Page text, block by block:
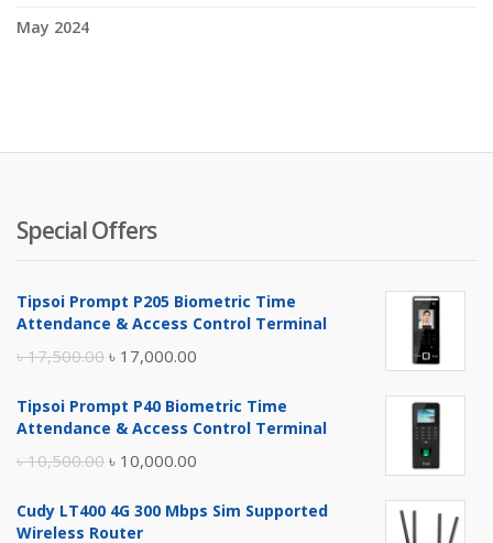
May 2024
Special Offers
Tipsoi Prompt P205 Biometric Time
Attendance & Access Control Terminal
৳17,500.00 Original
was:
৳ 17,000.00
is:
Tipsoi Prompt P40 Biometric Time
Attendance & Access Control Terminal
৳10,500.00 Original
was:
৳ 10,000.00
is:
Cudy LT400 4G 300 Mbps Sim Supported
Wireless Router